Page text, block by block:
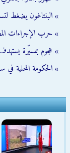
» البنتاغون يضغط
» حرب الإجراءات
» هجوم بمسيّرة
» الحكومة المحلية